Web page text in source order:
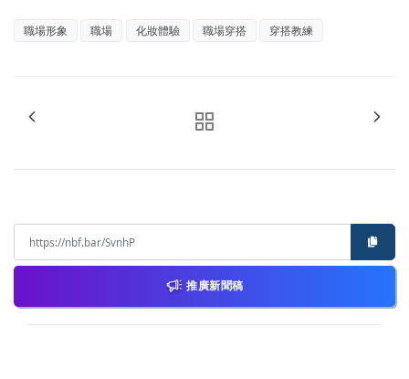
職場形象 職場 化妝體驗 職場穿搭 穿搭教練
推廣新聞稿